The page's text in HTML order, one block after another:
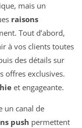
mais un
raisons
Tout d’abord,
à vos clients toutes
des détails sur
offres exclusives.
et engageante.
un canal de
push permettent